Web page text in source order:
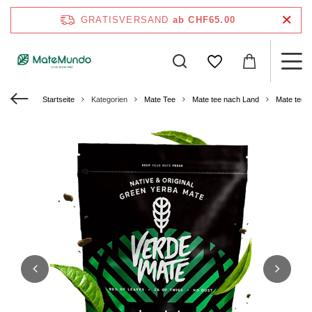
GRATISVERSAND ab CHF65.00
Startseite Kategorien Mate Tee Mate tee nach Land Mate tee